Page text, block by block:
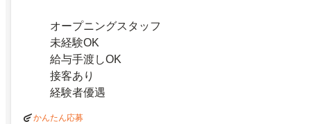
オープニングスタッフ
未経験OK
給与手渡しOK
接客あり
経験者優遇
かんたん応募